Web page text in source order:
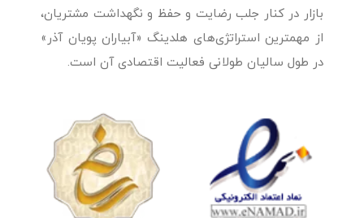
بازار در کنار جلب رضایت و حفظ و نگهداشت مشتریان،
از مهمترین استراتژی‌های هلدینگ «آبیاران پویان آذر»
در طول سالیان طولانی فعالیت اقتصادی آن است.